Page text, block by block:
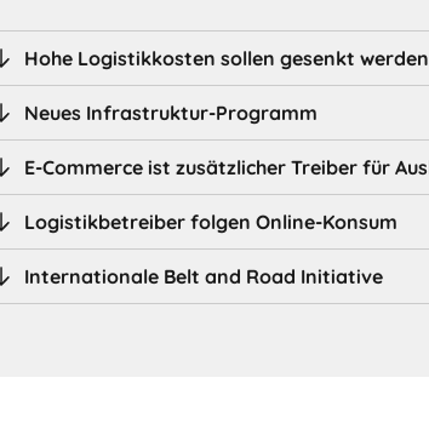
Hohe Logistikkosten sollen gesenkt werden
Neues Infrastruktur-Programm
E-Commerce ist zusätzlicher Treiber für
Logistikbetreiber folgen Online-Konsum
Internationale Belt and Road Initiative